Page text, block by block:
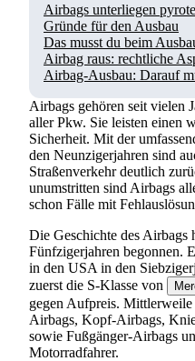
Airbags unterliegen
Gründe für den Ausbau
Das musst du beim
Airbag raus: rechtliche
Airbag-Ausbau: Darauf
Airbags gehören seit vielen
aller Pkw. Sie leisten einen
Sicherheit. Mit der
den Neunzigerjahren sind
Straßenverkehr deutlich
unumstritten sind Airbags
schon Fälle mit
Die Geschichte des Airbags
Fünfzigerjahren begonnen.
in den USA in den
zuerst die S-Klasse von
gegen Aufpreis.
Airbags, Kopf-Airbags,
sowie Fußgänger-Airbags
Motorradfahrer.